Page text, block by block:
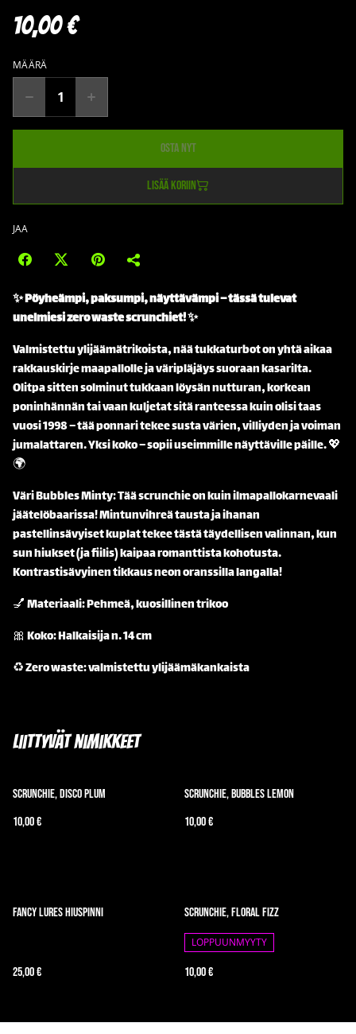
10,00 €
MÄÄRÄ
Osta nyt
Lisää koriin
JAA
✨ Pöyheämpi, paksumpi, näyttävämpi – tässä tulevat
unelmiesi zero waste scrunchiet! ✨
Valmistettu ylijäämätrikoista, nää tukkaturbot on yhtä aikaa
rakkauskirje maapallolle ja väripläjäys suoraan kasarilta.
Olitpa sitten solminut tukkaan löysän nutturan, korkean
poninhännän tai vaan kuljetat sitä ranteessa kuin olisi taas
vuosi 1998 – tää ponnari tekee susta värien, villiyden ja voiman
jumalattaren. Yksi koko – sopii useimmille näyttäville päille. 💖
🌍
Väri Bubbles Minty: Tää scrunchie on kuin ilmapallokarnevaali
jäätelöbaarissa! Mintunvihreä tausta ja ihanan
pastellinsävyiset kuplat tekee tästä täydellisen valinnan, kun
sun hiukset (ja fiilis) kaipaa romanttista kohotusta.
Kontrastisävyinen tikkaus neon oranssilla langalla!
💅 Materiaali: Pehmeä, kuosillinen trikoo
🎀 Koko: Halkaisija n. 14 cm
♻️ Zero waste: valmistettu ylijäämäkankaista
Liittyvät nimikkeet
Scrunchie, Disco Plum
10,00 €
Scrunchie, Bubbles Lemon
10,00 €
Fancy Lures Hiuspinni
25,00 €
Scrunchie, Floral Fizz
LOPPUUNMYYTY
10,00 €